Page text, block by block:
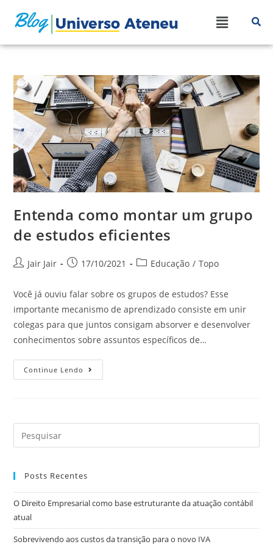
Entenda como montar um grupo
de estudos eficientes
Jair Jair 17/10/2021 Educação / Topo
Você já ouviu falar sobre os grupos de estudos? Esse
importante mecanismo de aprendizado consiste em unir
colegas para que juntos consigam absorver e desenvolver
conhecimentos sobre assuntos específicos de…
Continue Lendo
Posts Recentes
O Direito Empresarial como base estruturante da atuação contábil
atual
Sobrevivendo aos custos da transição para o novo IVA